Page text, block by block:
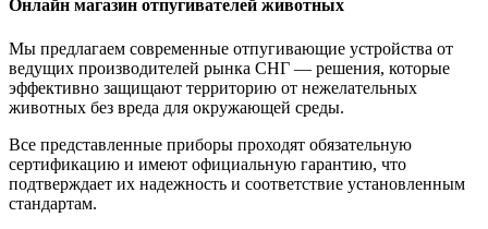
Онлайн магазин отпугивателей животных
Мы предлагаем современные отпугивающие устройства от
ведущих производителей рынка СНГ — решения, которые
эффективно защищают территорию от нежелательных
животных без вреда для окружающей среды.
Все представленные приборы проходят обязательную
сертификацию и имеют официальную гарантию, что
подтверждает их надежность и соответствие установленным
стандартам.